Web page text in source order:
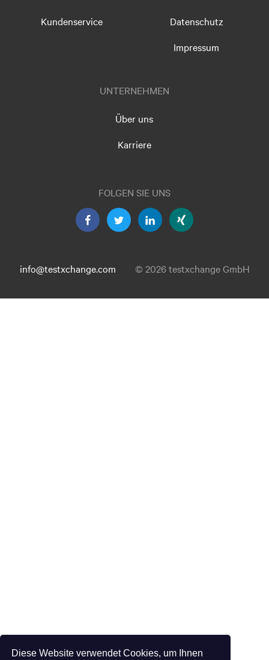
Diese Website verwendet Cookies, um Ihnen
Kundenservice
Datenschutz
Impressum
UNTERNEHMEN
Über uns
Karriere
FOLGEN SIE UNS
info@testxchange.com © 2026 testxchange GmbH